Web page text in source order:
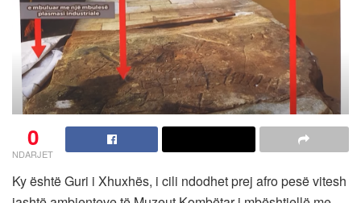
0
NDARJET
Ky është Guri i Xhuxhës, i cili ndodhet prej afro pesë vitesh